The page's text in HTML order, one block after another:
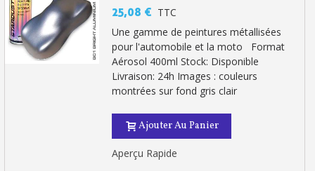
25,08 € TTC
Une gamme de peintures métallisées
pour l'automobile et la moto Format
Aérosol 400ml Stock: Disponible
Livraison: 24h Images : couleurs
montrées sur fond gris clair
Ajouter Au Panier
Aperçu Rapide